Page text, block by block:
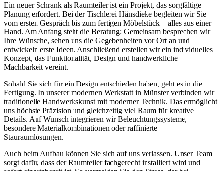
Ein neuer Schrank als Raumteiler ist ein Projekt, das sorgfältige
Planung erfordert. Bei der Tischlerei Hänsdieke begleiten wir Sie
vom ersten Gespräch bis zum fertigen Möbelstück – alles aus einer
Hand. Am Anfang steht die Beratung: Gemeinsam besprechen wir
Ihre Wünsche, sehen uns die Gegebenheiten vor Ort an und
entwickeln erste Ideen. Anschließend erstellen wir ein individuelles
Konzept, das Funktionalität, Design und handwerkliche
Machbarkeit vereint.
Sobald Sie sich für ein Design entschieden haben, geht es in die
Fertigung. In unserer modernen Werkstatt in Münster verbinden wir
traditionelle Handwerkskunst mit moderner Technik. Das ermöglicht
uns höchste Präzision und gleichzeitig viel Raum für kreative
Details. Auf Wunsch integrieren wir Beleuchtungssysteme,
besondere Materialkombinationen oder raffinierte
Stauraumlösungen.
Auch beim Aufbau können Sie sich auf uns verlassen. Unser Team
sorgt dafür, dass der Raumteiler fachgerecht installiert wird und